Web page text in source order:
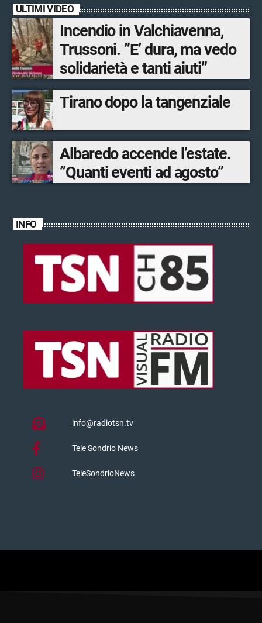
ULTIMI VIDEO
Incendio in Valchiavenna,
Trussoni. ”E’ dura, ma vedo
solidarietà e tanti aiuti”
Tirano dopo la tangenziale
Albaredo accende l’estate.
”Quanti eventi ad agosto”
INFO
info@radiotsn.tv
Tele Sondrio News
TeleSondrioNews